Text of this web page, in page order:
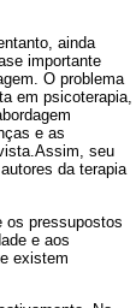
ainda
importante
O problema
em psicoterapia,
e as
seu
da terapia
os pressupostos
e aos
existem